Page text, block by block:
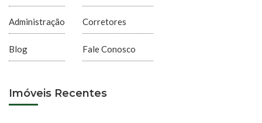
Administração
Blog
Corretores
Fale Conosco
Imóveis Recentes